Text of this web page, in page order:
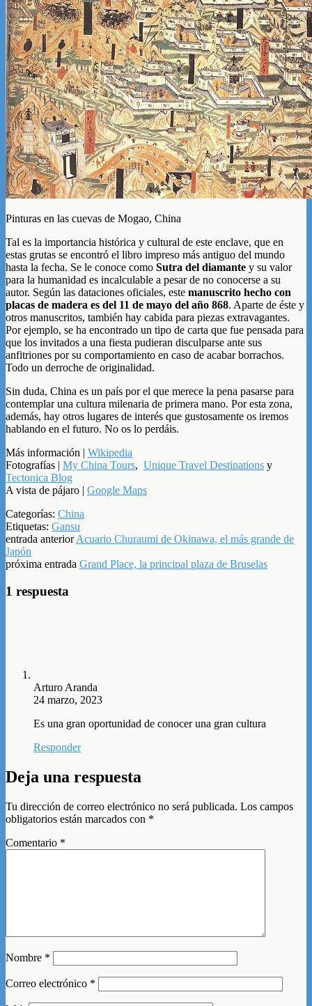
Pinturas en las cuevas de Mogao, China
Tal es la importancia histórica y cultural de este enclave, que en
estas grutas se encontró el libro impreso más antiguo del mundo
hasta la fecha. Se le conoce como Sutra del diamante y su valor
para la humanidad es incalculable a pesar de no conocerse a su
autor. Según las dataciones oficiales, este manuscrito hecho con
placas de madera es del 11 de mayo del año 868. Aparte de éste y
otros manuscritos, también hay cabida para piezas extravagantes.
Por ejemplo, se ha encontrado un tipo de carta que fue pensada para
que los invitados a una fiesta pudieran disculparse ante sus
anfitriones por su comportamiento en caso de acabar borrachos.
Todo un derroche de originalidad.
Sin duda, China es un país por el que merece la pena pasarse para
contemplar una cultura milenaria de primera mano. Por esta zona,
además, hay otros lugares de interés que gustosamente os iremos
hablando en el futuro. No os lo perdáis.
Más información | Wikipedia
Fotografías | My China Tours, Unique Travel Destinations y
Tectonica Blog
A vista de pájaro | Google Maps
Categorías: China
Etiquetas: Gansu
entrada anteriorAcuario Churaumi de Okinawa, el más grande de
Japón
próxima entrada Grand Place, la principal plaza de Bruselas
1 respuesta
Arturo Aranda
24 marzo, 2023
Es una gran oportunidad de conocer una gran cultura
Responder
Deja una respuesta
Tu dirección de correo electrónico no será publicada. Los campos
obligatorios están marcados con *
Comentario *
Nombre *
Correo electrónico *